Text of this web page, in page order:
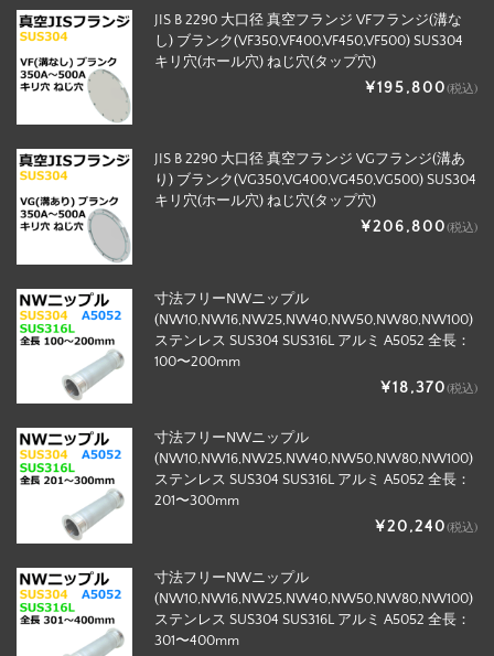
JIS B 2290 大口径 真空フランジ VFフランジ(溝な
し) ブランク(VF350,VF400,VF450,VF500) SUS304
キリ穴(ホール穴) ねじ穴(タップ穴)
¥195,800(税込)
JIS B 2290 大口径 真空フランジ VGフランジ(溝あ
り) ブランク(VG350,VG400,VG450,VG500) SUS304
キリ穴(ホール穴) ねじ穴(タップ穴)
¥206,800(税込)
寸法フリーNWニップル
(NW10,NW16,NW25,NW40,NW50,NW80,NW100)
ステンレス SUS304 SUS316L アルミ A5052 全長：
100〜200mm
¥18,370(税込)
寸法フリーNWニップル
(NW10,NW16,NW25,NW40,NW50,NW80,NW100)
ステンレス SUS304 SUS316L アルミ A5052 全長：
201〜300mm
¥20,240(税込)
寸法フリーNWニップル
(NW10,NW16,NW25,NW40,NW50,NW80,NW100)
ステンレス SUS304 SUS316L アルミ A5052 全長：
301〜400mm